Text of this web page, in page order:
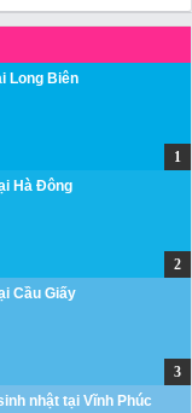
Long Biên
Hà Đông
Cầu Giấy
nhật tại Vĩnh Phúc